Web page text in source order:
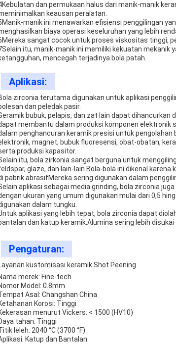
dan permukaan halus dari manik-manik
keausan peralatan.
manik ini menawarkan efisiensi penggilingan
biaya operasi keseluruhan yang lebih
sangat cocok untuk proses viskositas tinggi,
itu, manik-manik ini memiliki kekuatan mekanik
mencegah terjadinya bola patah.
Aplikasi:
zirconia terutama digunakan untuk aplikasi
dan peledak pasir.
bubuk, pelapis, dan zat lain dapat dihancurkan
membantu dalam produksi komponen elektronik
penghancuran keramik presisi untuk pengolahan
magnet, bubuk fluoresensi, obat-obatan,
produksi kapasitor.
itu, bola zirkonia sangat berguna untuk
glaze, dan lain-lain.Bola-bola ini dikenal
pabrik abrasifMereka sering digunakan dalam
aplikasi sebagai media grinding, bola zirconia
ukuran yang umum digunakan mulai dari 0,5
dalam tungku.
aplikasi yang lebih tepat, bola zirconia dapat
dan katup keramik.Alumina sering lebih
Pengaturan:
kustomisasi keramik Shot Peening
merek: Fine-tech
Model: 0.8mm
Asal: Changshan China
Korosi: Tinggi
menurut Vickers: < 1500 (HV10)
tahan: Tinggi
leleh: 2040 °C (3700 °F)
Katup dan Bantalan